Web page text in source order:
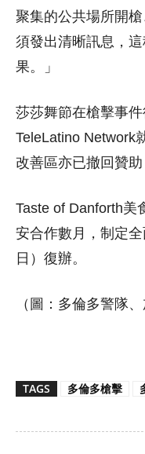
聚集的公共場所開
須發出清晰訊息，
果。」
莎莎舞節在槍擊事
TeleLatino Network
改善區亦已撤回贊助
Taste of Danforth美
安合作數月，制定
日）復辦。
（圖：多倫多警隊
TAGS 多倫多槍擊